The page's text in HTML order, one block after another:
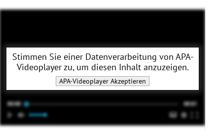
Stimmen Sie einer Datenverarbeitung von APA-
Videoplayerzu, um diesen Inhalt anzuzeigen.
APA-Videoplayer Akzeptieren